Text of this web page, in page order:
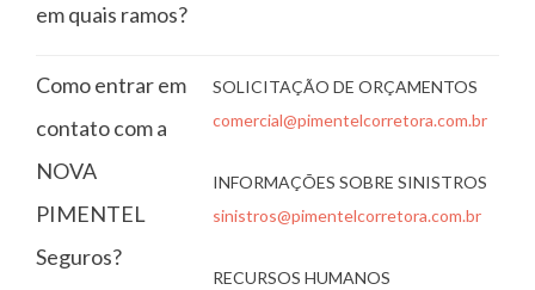
em quais ramos?
Como entrar em
contato com a
NOVA
PIMENTEL
Seguros?
SOLICITAÇÃO DE ORÇAMENTOS
comercial@pimentelcorretora.com.br
INFORMAÇÕES SOBRE SINISTROS
sinistros@pimentelcorretora.com.br
RECURSOS HUMANOS